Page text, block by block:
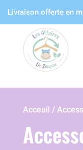
Livraison offerte en
Acceuil /
Panneau de gestion